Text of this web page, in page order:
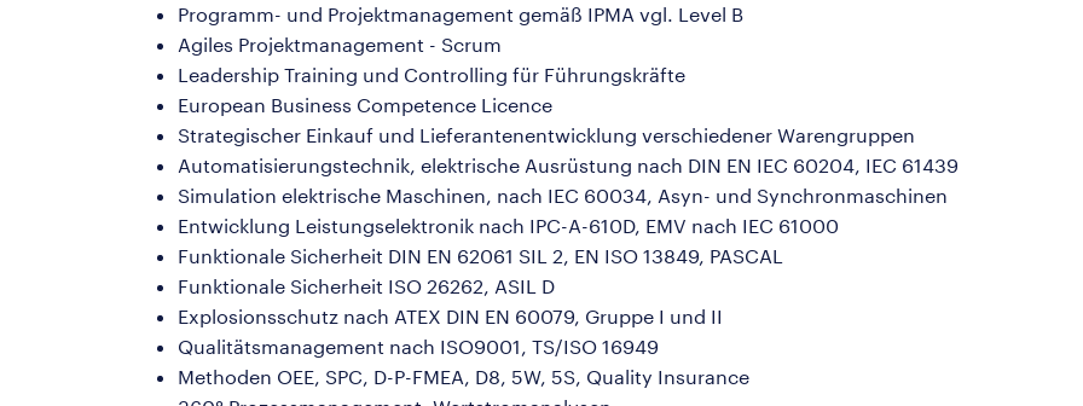
Programm- und Projektmanagement gemäß IPMA vgl. Level B
Agiles Projektmanagement - Scrum
Leadership Training und Controlling für Führungskräfte
European Business Competence Licence
Strategischer Einkauf und Lieferantenentwicklung verschiedener Warengruppen
Automatisierungstechnik, elektrische Ausrüstung nach DIN EN IEC 60204, IEC 61439
Simulation elektrische Maschinen, nach IEC 60034, Asyn- und Synchronmaschinen
Entwicklung Leistungselektronik nach IPC-A-610D, EMV nach IEC 61000
Funktionale Sicherheit DIN EN 62061 SIL 2, EN ISO 13849, PASCAL
Funktionale Sicherheit ISO 26262, ASIL D
Explosionsschutz nach ATEX DIN EN 60079, Gruppe I und II
Qualitätsmanagement nach ISO9001, TS/ISO 16949
Methoden OEE, SPC, D-P-FMEA, D8, 5W, 5S, Quality Insurance